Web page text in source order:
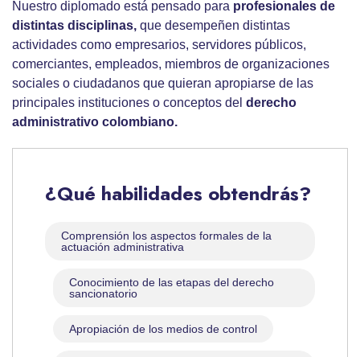
Nuestro diplomado está pensado para profesionales de
distintas disciplinas, que desempeñen distintas
actividades como empresarios, servidores públicos,
comerciantes, empleados, miembros de organizaciones
sociales o ciudadanos que quieran apropiarse de las
principales instituciones o conceptos del derecho
administrativo colombiano.
¿Qué habilidades obtendrás?
Comprensión los aspectos formales de la
actuación administrativa
Conocimiento de las etapas del derecho
sancionatorio
Apropiación de los medios de control